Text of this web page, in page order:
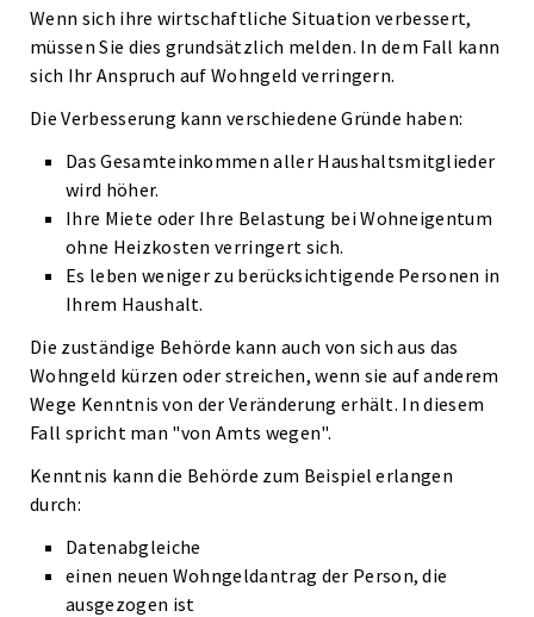
Wenn sich ihre wirtschaftliche Situation verbessert,
müssen Sie dies grundsätzlich melden. In dem Fall kann
sich Ihr Anspruch auf Wohngeld verringern.
Die Verbesserung kann verschiedene Gründe haben:
Das Gesamteinkommen aller Haushaltsmitglieder
wird höher.
Ihre Miete oder Ihre Belastung bei Wohneigentum
ohne Heizkosten verringert sich.
Es leben weniger zu berücksichtigende Personen in
Ihrem Haushalt.
Die zuständige Behörde kann auch von sich aus das
Wohngeld kürzen oder streichen, wenn sie auf anderem
Wege Kenntnis von der Veränderung erhält. In diesem
Fall spricht man "von Amts wegen".
Kenntnis kann die Behörde zum Beispiel erlangen
durch:
Datenabgleiche
einen neuen Wohngeldantrag der Person, die
ausgezogen ist